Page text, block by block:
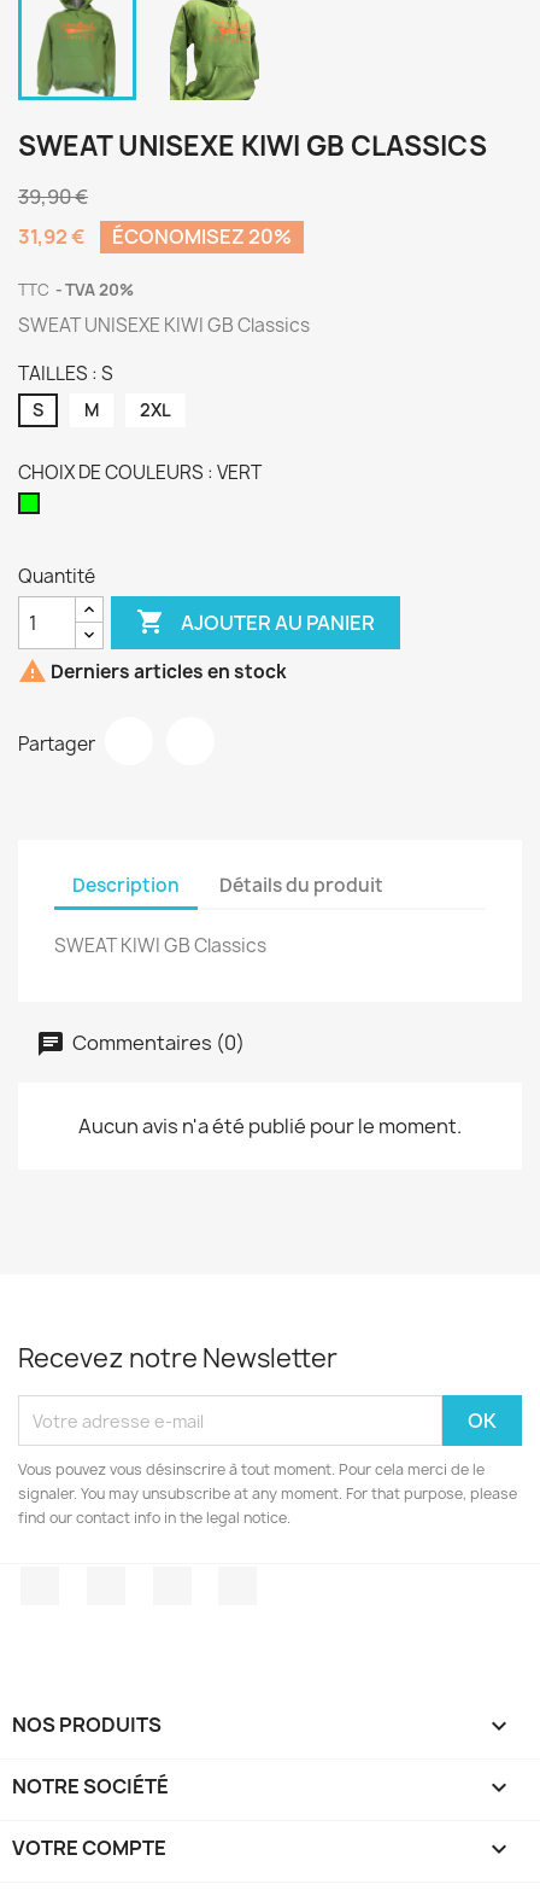
SWEAT UNISEXE KIWI GB CLASSICS
39,90 €
31,92 €
ÉCONOMISEZ 20%
TTC TVA 20%
SWEAT UNISEXE KIWI GB Classics
TAILLES : S
S M 2XL
CHOIX DE COULEURS : VERT
Quantité
 AJOUTER AU PANIER
 Derniers articles en stock
Partager
Description Détails du produit
SWEAT KIWI GB Classics
Commentaires (0)
Aucun avis n'a été publié pour le moment.
Recevez notre Newsletter
Vous pouvez vous désinscrire à tout moment. Pour cela merci de le
signaler. You may unsubscribe at any moment. For that purpose, please
find our contact info in the legal notice.
NOS PRODUITS 
NOTRE SOCIÉTÉ 
VOTRE COMPTE 